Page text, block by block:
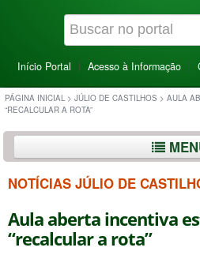
Início Portal Acesso à Informação
PÁGINA INICIAL > JÚLIO DE CASTILHOS > AULA
“RECALCULAR A ROTA”
NOTÍCIAS JÚLIO DE
Aula aberta incentiva
“recalcular a rota”